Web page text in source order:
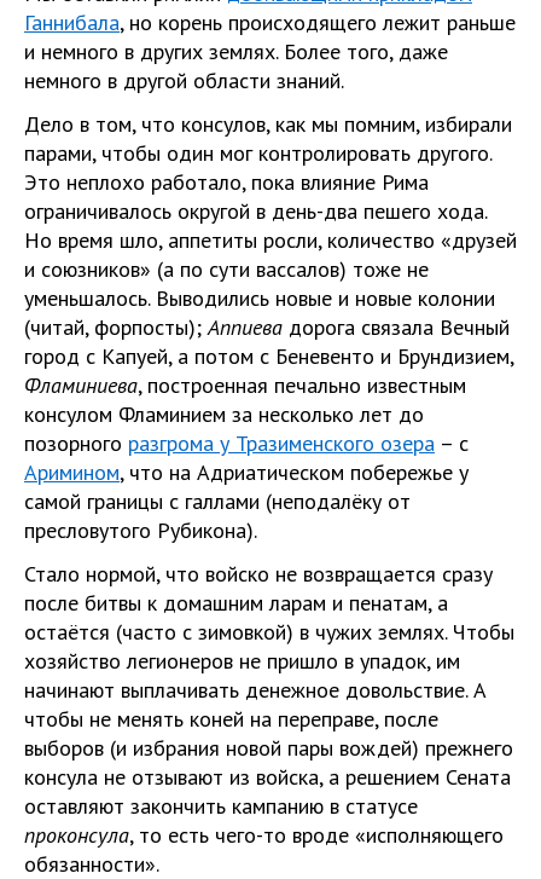
Ганнибала, но корень происходящего лежит раньше
и немного в других землях. Более того, даже
немного в другой области знаний.
Дело в том, что консулов, как мы помним, избирали
парами, чтобы один мог контролировать другого.
Это неплохо работало, пока влияние Рима
ограничивалось округой в день-два пешего хода.
Но время шло, аппетиты росли, количество «друзей
и союзников» (а по сути вассалов) тоже не
уменьшалось. Выводились новые и новые колонии
(читай, форпосты);Аппиева дорога связала Вечный
город с Капуей, а потом с Беневенто и Брундизием,
Фламиниева, построенная печально известным
консулом Фламинием за несколько лет до
позорного разгрома у Тразименского озера – с
Аримином, что на Адриатическом побережье у
самой границы с галлами (неподалёку от
пресловутого Рубикона).
Стало нормой, что войско не возвращается сразу
после битвы к домашним ларам и пенатам, а
остаётся (часто с зимовкой) в чужих землях. Чтобы
хозяйство легионеров не пришло в упадок, им
начинают выплачивать денежное довольствие. А
чтобы не менять коней на переправе, после
выборов (и избрания новой пары вождей) прежнего
консула не отзывают из войска, а решением Сената
оставляют закончить кампанию в статусе
проконсула, то есть чего-то вроде «исполняющего
обязанности».